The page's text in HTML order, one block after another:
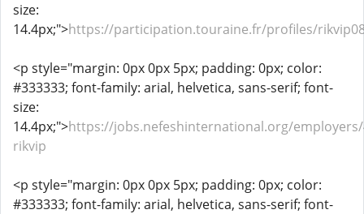
size:
14.4px;">https://participation.touraine.fr/profiles/
<p style="margin: 0px 0px 5px; padding: 0px; color:
#333333; font-family: arial, helvetica, sans-serif; font-
size:
14.4px;">https://jobs.nefeshinternational.org/employers/
rikvip
<p style="margin: 0px 0px 5px; padding: 0px; color:
#333333; font-family: arial, helvetica, sans-serif; font-